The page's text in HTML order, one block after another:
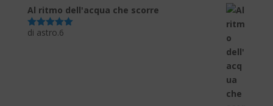
Al ritmo dell'acqua che scorre
Valutato5
di astro.6